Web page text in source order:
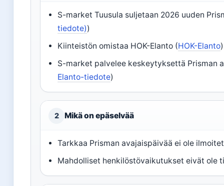
S-market Tuusula suljetaan 2026 uuden
tiedote))
Kiinteistön omistaa HOK-Elanto (HOK-Elanto)
S-market palvelee keskeytyksettä Prisman
Elanto-tiedote)
2 Mikä on epäselvää
Tarkkaa Prisman avajaispäivää ei ole
Mahdolliset henkilöstövaikutukset eivät ole